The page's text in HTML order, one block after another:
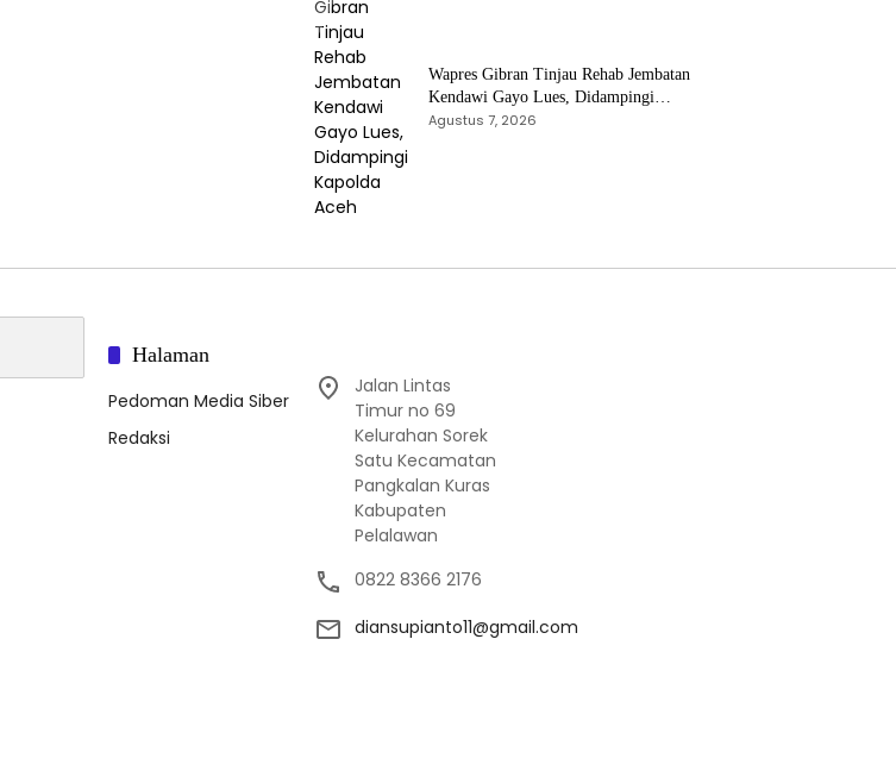
Wapres Gibran Tinjau Rehab Jembatan
Kendawi Gayo Lues, Didampingi
Kapolda Aceh
Agustus 7, 2026
Halaman
Pedoman Media Siber
Redaksi
Jalan Lintas
Timur no 69
Kelurahan Sorek
Satu Kecamatan
Pangkalan Kuras
Kabupaten
Pelalawan
0822 8366 2176
diansupianto11@gmail.com